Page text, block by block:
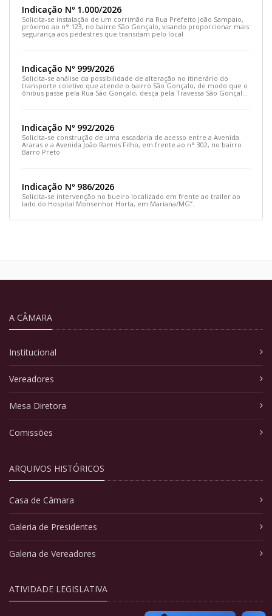
Indicação Nº 1.000/2026
Solicita-se instalação de um corrimão na Rua Prefeito João Sampaio,
próximo ao n° 123, no bairro São Gonçalo, visando proporcionar mais
segurança aos pedestres que transitam pelo local
Indicação Nº 999/2026
Solicita-se análise da possibilidade de alteração no itinerário do
transporte coletivo que atende o bairro São Gonçalo, de modo que o
ônibus passe pela Rua São Gonçalo, desça pela Travessa São Gonçalo
Indicação Nº 992/2026
Solicita-se construção de uma escadaria de acesso entre a Avenida
Araras e a Avenida João Ramos Filho, em frente ao n° 302, no bairro
Barro Preto
Indicação Nº 986/2026
Solicita-se intervenção no bueiro localizado em frente ao trailer ao
lado do Hospital Monsenhor Horta, em Mariana/MG”.
A CÂMARA
Institucional
Vereadores
Mesa Diretora
Comissões
ARQUIVOS HISTÓRICOS
Casa de Câmara
Galeria de Presidentes
Galeria de Vereadores
ATIVIDADE LEGISLATIVA